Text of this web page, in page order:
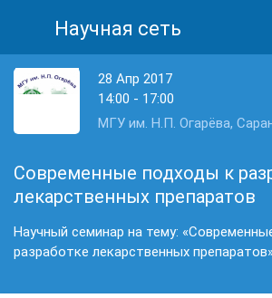
Научная сеть
28 Апр 2017
14:00 - 17:00
МГУ им. Н.П. Огарёва,
Современные подходы к
лекарственных препаратов
Научный семинар на тему:
разработке лекарственных